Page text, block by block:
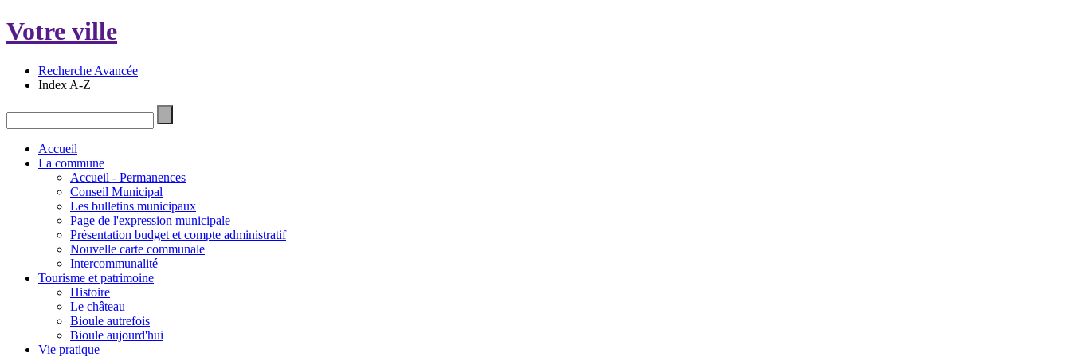
Votre ville
Recherche Avancée
Index A-Z
Accueil
La commune
Accueil - Permanences
Conseil Municipal
Les bulletins municipaux
Page de l'expression municipale
Présentation budget et compte administratif
Nouvelle carte communale
Intercommunalité
Tourisme et patrimoine
Histoire
Le château
Bioule autrefois
Bioule aujourd'hui
Vie pratique